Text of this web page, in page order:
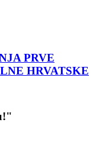
PRVE
HRVATSKE